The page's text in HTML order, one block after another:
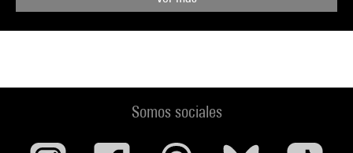
Somos sociales